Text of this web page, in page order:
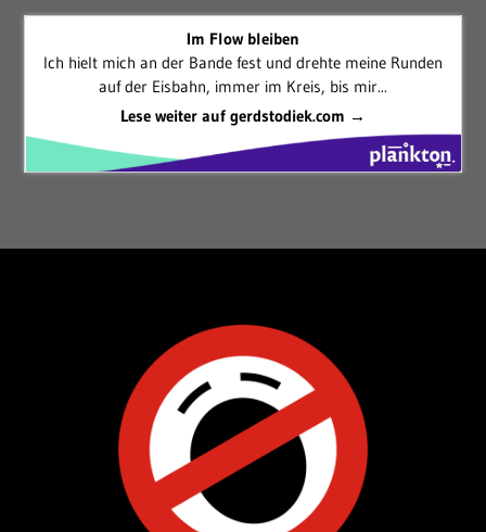
Im Flow bleiben
Ich hielt mich an der Bande fest und drehte meine Runden
auf der Eisbahn, immer im Kreis, bis mir...
Lese weiter auf gerdstodiek.com →